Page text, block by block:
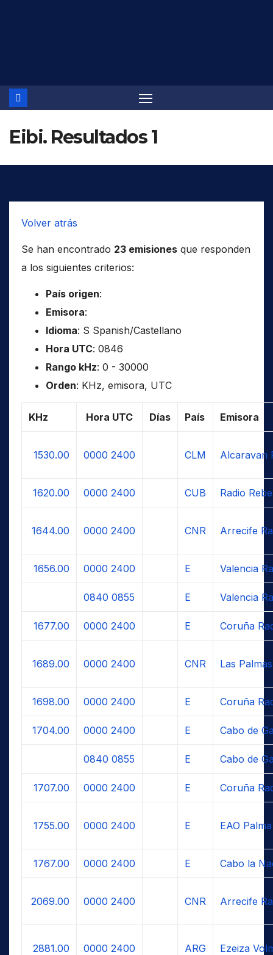
Eibi. Resultados 1
Volver atrás
Se han encontrado 23 emisiones que responden
a los siguientes criterios:
País origen:
Emisora:
Idioma: S Spanish/Castellano
Hora UTC: 0846
Rango kHz: 0 - 30000
Orden: KHz, emisora, UTC
KHz Hora UTC Días País Emisora
1530.00 0000 2400 CLM Alcaravan
1620.00 0000 2400 CUB Radio
1644.00 0000 2400 CNR Arrecife
1656.00 0000 2400 E Valencia
0840 0855 E Valencia
1677.00 0000 2400 E Coruña
1689.00 0000 2400 CNR Las
1698.00 0000 2400 E Coruña
1704.00 0000 2400 E Cabo de
0840 0855 E Cabo de
1707.00 0000 2400 E Coruña
1755.00 0000 2400 E EAO
1767.00 0000 2400 E Cabo la
2069.00 0000 2400 CNR Arrecife
2881.00 0000 2400 ARG Ezeiza